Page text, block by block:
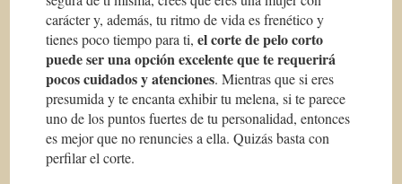
carácter y, además, tu ritmo de vida es frenético y
tienes poco tiempo para ti,el corte de pelo corto
puede ser una opción excelente que te requerirá
pocos cuidados y atenciones. Mientras que si eres
presumida y te encanta exhibir tu melena, si te parece
uno de los puntos fuertes de tu personalidad, entonces
es mejor que no renuncies a ella. Quizás basta con
perfilar el corte.